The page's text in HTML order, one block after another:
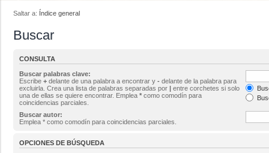
Saltar a: Índice general
Buscar
CONSULTA
Buscar palabras clave:
Escribe + delante de una palabra a encontrar y - delante de la palabra para
excluirla. Crea una lista de palabras separadas por | entre corchetes si solo
una de ellas se quiere encontrar. Emplea * como comodín para
coincidencias parciales.
Buscar autor:
Emplea * como comodín para coincidencias parciales.
OPCIONES DE BÚSQUEDA